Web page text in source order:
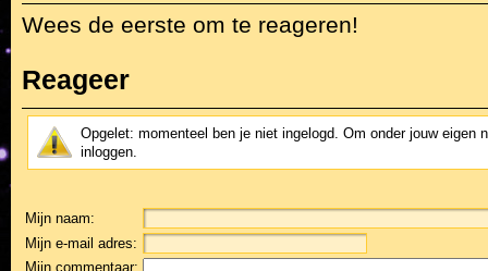
Wees de eerste om te reageren!
Reageer
Opgelet: momenteel ben je niet ingelogd. Om onder jouw eigen
inloggen.
Mijn naam:
Mijn e-mail adres:
Mijn commentaar: